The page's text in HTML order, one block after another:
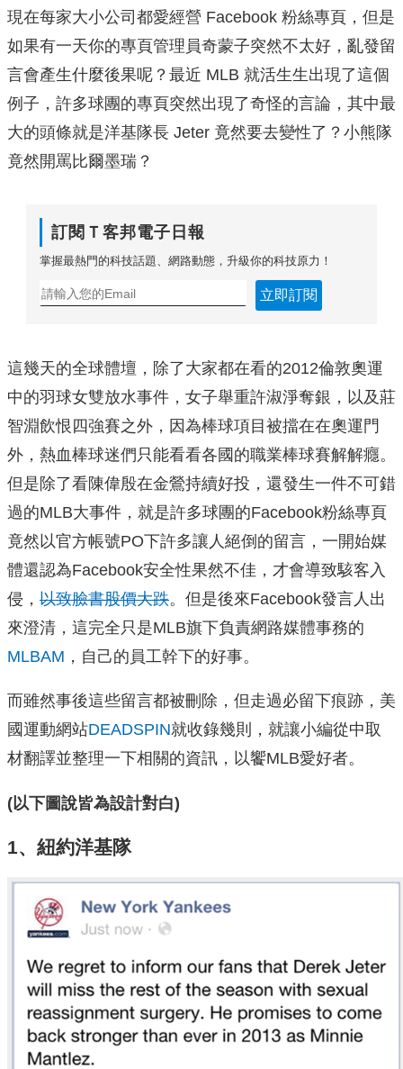
現在每家大小公司都愛經營 Facebook 粉絲專頁，但是
如果有一天你的專頁管理員奇蒙子突然不太好，亂發留
言會產生什麼後果呢？最近 MLB 就活生生出現了這個
例子，許多球團的專頁突然出現了奇怪的言論，其中最
大的頭條就是洋基隊長 Jeter 竟然要去變性了？小熊隊
竟然開罵比爾墨瑞？
訂閱Ｔ客邦電子日報
掌握最熱門的科技話題、網路動態，升級你的科技原力！
立即訂閱
這幾天的全球體壇，除了大家都在看的2012倫敦奧運
中的羽球女雙放水事件，女子舉重許淑淨奪銀，以及莊
智淵飲恨四強賽之外，因為棒球項目被擋在在奧運門
外，熱血棒球迷們只能看看各國的職業棒球賽解解癮。
但是除了看陳偉殷在金鶯持續好投，還發生一件不可錯
過的MLB大事件，就是許多球團的Facebook粉絲專頁
竟然以官方帳號PO下許多讓人絕倒的留言，一開始媒
體還認為Facebook安全性果然不佳，才會導致駭客入
侵， 以致臉書股價大跌。但是後來Facebook發言人出
來澄清，這完全只是MLB旗下負責網路媒體事務的
MLBAM ，自己的員工幹下的好事。
而雖然事後這些留言都被刪除，但走過必留下痕跡，美
國運動網站DEADSPIN就收錄幾則，就讓小編從中取
材翻譯並整理一下相關的資訊，以饗MLB愛好者。
(以下圖說皆為設計對白)
1、紐約洋基隊